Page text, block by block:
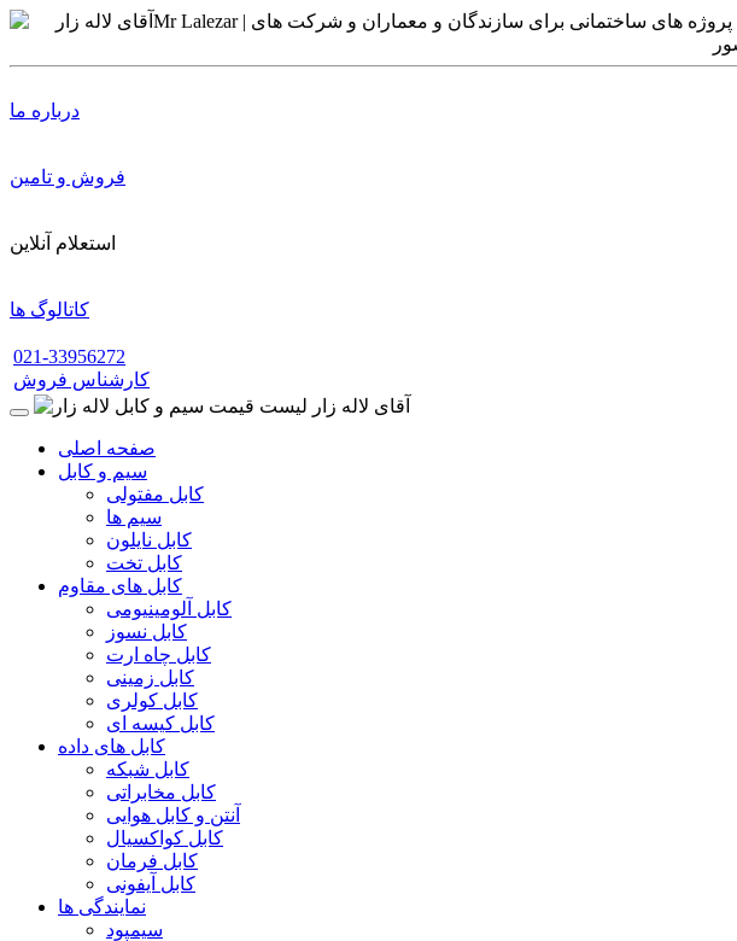
درباره ما
فروش و تامین
استعلام آنلاین
کاتالوگ ها
021-33956272
کارشناس فروش
صفحه اصلی
سیم و کابل
کابل مفتولی
سیم ها
کابل نایلون
کابل تخت
کابل های مقاوم
کابل آلومینیومی
کابل نسوز
کابل چاه ارت
کابل زمینی
کابل کولری
کابل کیسه ای
کابل های داده
کابل شبکه
کابل مخابراتی
آنتن و کابل هوایی
کابل کواکسیال
کابل فرمان
کابل آیفونی
نمایندگی ها
سیمپود